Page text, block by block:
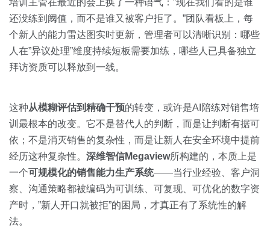
培训主管在最近的会上换了一种语气：”现在我们看的是谁
还没练到阈值，而不是谁又被客户拒了。”团队看板上，每
个新人的能力雷达图实时更新，管理者可以清晰识别：哪些
人在”异议处理”维度持续短板需要加练，哪些人已具备独立
拜访资质可以释放到一线。
这种从模糊评估到精确干预的转变，或许是AI陪练对销售培
训最根本的改变。它不是替代人的判断，而是让判断有据可
依；不是消灭销售的复杂性，而是让新人在安全环境中提前
经历这种复杂性。 深维智信Megaview所构建的，本质上是
一个可规模化的销售能力生产系统——当行业经验、客户洞
察、沟通策略都被编码为可训练、可复现、可优化的数字资
产时，”新人开口就被拒”的困局，才真正有了系统性的解
法。